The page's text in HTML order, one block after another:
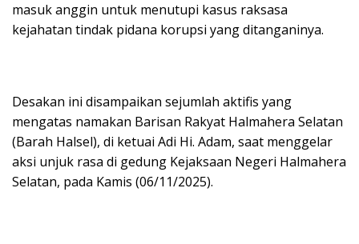
masuk anggin untuk menutupi kasus raksasa
kejahatan tindak pidana korupsi yang ditanganinya.
Desakan ini disampaikan sejumlah aktifis yang
mengatas namakan Barisan Rakyat Halmahera Selatan
(Barah Halsel), di ketuai Adi Hi. Adam, saat menggelar
aksi unjuk rasa di gedung Kejaksaan Negeri Halmahera
Selatan, pada Kamis (06/11/2025).